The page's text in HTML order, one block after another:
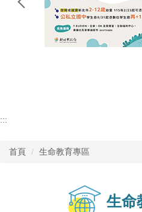
網路資源
:::
首頁 生命教育專區
生命